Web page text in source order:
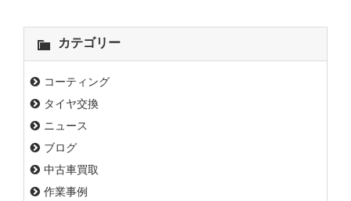
カテゴリー
コーティング
タイヤ交換
ニュース
ブログ
中古車買取
作業事例